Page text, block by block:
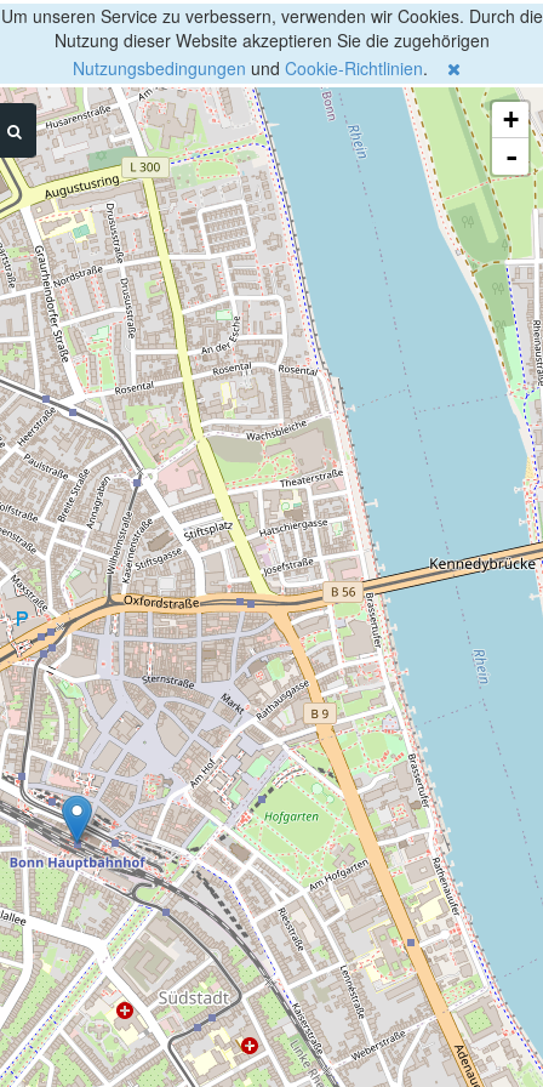
Um unseren Service zu verbessern, verwenden wir Cookies. Durch die
Nutzung dieser Website akzeptieren Sie die zugehörigen
Nutzungsbedingungen und Cookie-Richtlinien.
+
-